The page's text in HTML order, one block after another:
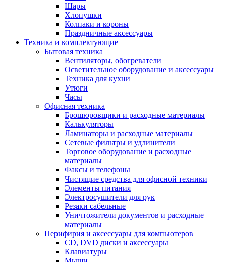
Шары
Хлопушки
Колпаки и короны
Праздничные аксессуары
Техника и комплектующие
Бытовая техника
Вентиляторы, обогреватели
Осветительное оборудование и аксессуары
Техника для кухни
Утюги
Часы
Офисная техника
Брошюровщики и расходные материалы
Калькуляторы
Ламинаторы и расходные материалы
Сетевые фильтры и удлинители
Торговое оборудование и расходные
материалы
Факсы и телефоны
Чистящие средства для офисной техники
Элементы питания
Электросушители для рук
Резаки сабельные
Уничтожители документов и расходные
материалы
Перифирия и аксессуары для компьютеров
CD, DVD диски и аксессуары
Клавиатуры